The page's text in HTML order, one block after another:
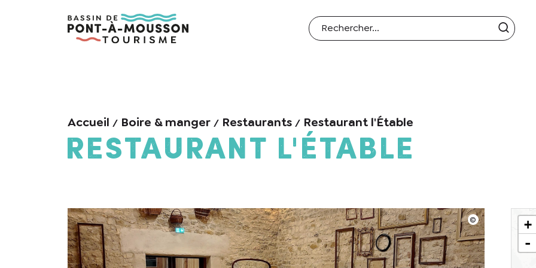
Accueil Boire & manger Restaurants Restaurant l'Étable
Restaurant l'Étable
+
-